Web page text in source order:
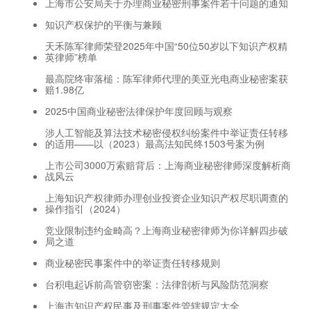
知识产权保护的平衡与兼顾
天禾陈军律师荣登2025年中国“50位50岁以下知识产权精
英律师”榜单
最高院终审落槌：陈军律师代理的美亚光电商业秘密案获
赔1.98亿
2025中国商业秘密法律保护年度回顾与观察
涉人工智能及算法技术秘密侵权纠纷案件中举证责任转移
的适用——以（2023）最高法知民终1503号案为例
上市公司3000万索赔背后：上海商业秘密律师深度解析商
战风云
上海知识产权律师办理创业投资企业知识产权尽职调查的
操作指引（2024）
竞业限制违约金畸高？上海商业秘密律师为你详解四步破
局之道
商业秘密民事案件中的举证责任转移规则
台积电起诉前高管窃密案：法律剖析与风险防范洞察
上海市知识产权民事及刑事案件管辖规定大全